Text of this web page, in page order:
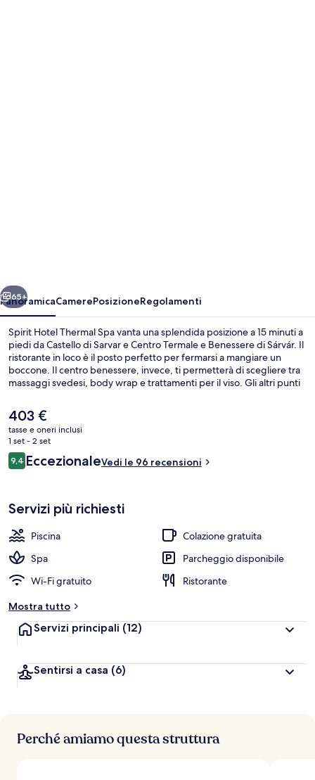
Avanti
65+
PanoramicaCamerePosizioneRegolamenti
Spirit Hotel Thermal Spa vanta una splendida posizione a 15 minuti a
piedi da Castello di Sarvar e Centro Termale e Benessere di Sárvár. Il
ristorante in loco è il posto perfetto per fermarsi a mangiare un
boccone. Il centro benessere, invece, ti permetterà di scegliere tra
massaggi svedesi, body wrap e trattamenti per il viso. Gli altri punti
bordo piscina e una palestra.
Il
prezzo
attuale
è
403 €
403 €
tasse e oneri inclusi
1 set - 2 set
Recensioni
9,49,4 su 10
EccezionaleVedi le 96 recensioni
Servizi più richiesti
Piscina
Colazione gratuita
Spa
Parcheggio disponibile
Wi-Fi gratuito
Ristorante
Mostra tutto
Servizi principali (12)
Sentirsi a casa (6)
Perché amiamo questa struttura